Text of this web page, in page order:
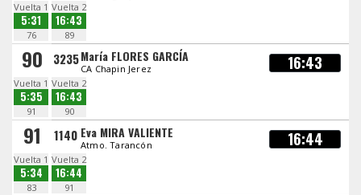
Vuelta 1
5:31
76
Vuelta 2
16:43
89
90 3235María FLORES GARCÍA
CA Chapin Jerez 16:43
Vuelta 1
5:35
91
Vuelta 2
16:43
90
91 1140 Eva MIRA VALIENTE
Atmo. Tarancón 16:44
Vuelta 1
5:34
83
Vuelta 2
16:44
91